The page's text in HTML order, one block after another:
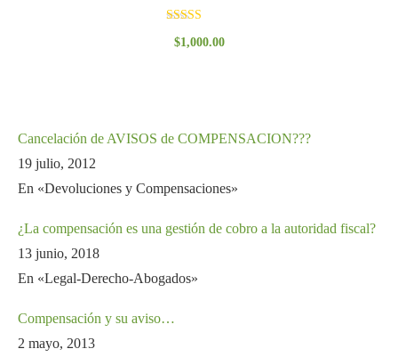
con
$1,000.00
Cancelación de AVISOS de COMPENSACION???
19 julio, 2012
En «Devoluciones y Compensaciones»
¿La compensación es una gestión de cobro a la autoridad fiscal?
13 junio, 2018
En «Legal-Derecho-Abogados»
Compensación y su aviso…
2 mayo, 2013